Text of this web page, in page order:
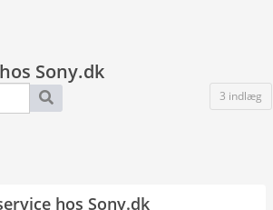
Sony.dk
3 indlæg
hos Sony.dk